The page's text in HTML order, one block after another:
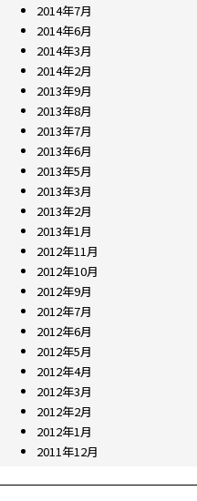
2014年7月
2014年6月
2014年3月
2014年2月
2013年9月
2013年8月
2013年7月
2013年6月
2013年5月
2013年3月
2013年2月
2013年1月
2012年11月
2012年10月
2012年9月
2012年7月
2012年6月
2012年5月
2012年4月
2012年3月
2012年2月
2012年1月
2011年12月